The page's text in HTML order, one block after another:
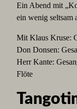
Ein Abend mit
ein wenig seltsam
Mit Klaus Kruse:
Don Donsen:
Herr Kante:
Flöte